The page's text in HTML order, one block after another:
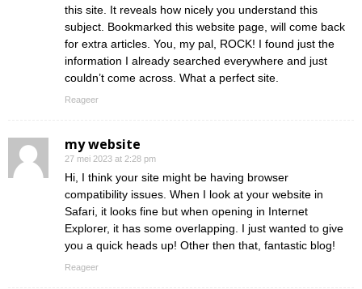
this site. It reveals how nicely you understand this
subject. Bookmarked this website page, will come back
for extra articles. You, my pal, ROCK! I found just the
information I already searched everywhere and just
couldn’t come across. What a perfect site.
Reageer
my website
27 mei 2023 at 2:28 pm
Hi, I think your site might be having browser
compatibility issues. When I look at your website in
Safari, it looks fine but when opening in Internet
Explorer, it has some overlapping. I just wanted to give
you a quick heads up! Other then that, fantastic blog!
Reageer